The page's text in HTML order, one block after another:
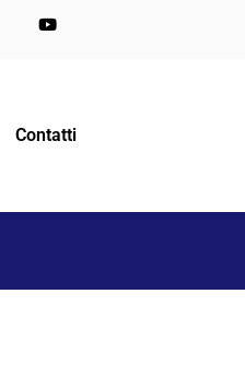
Contatti